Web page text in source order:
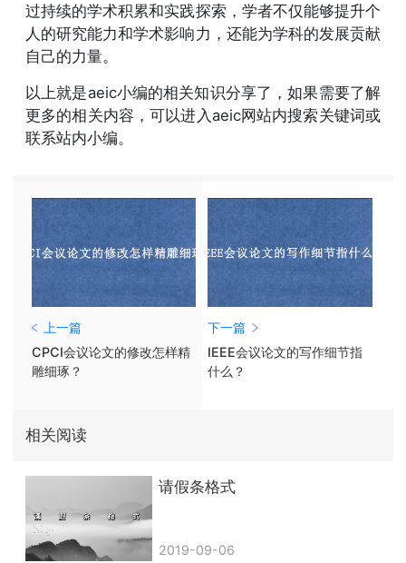
过持续的学术积累和实践探索，学者不仅能够提升个
人的研究能力和学术影响力，还能为学科的发展贡献
自己的力量。
以上就是aeic小编的相关知识分享了，如果需要了解
更多的相关内容，可以进入aeic网站内搜索关键词或
联系站内小编。
上一篇
CPCI会议论文的修改怎样精
雕细琢？
下一篇
IEEE会议论文的写作细节指
什么？
相关阅读
请假条格式
2019-09-06